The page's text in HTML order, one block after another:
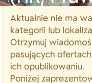
Aktualnie nie ma
kategorii lub
Otrzymuj
pasujących
ich opublikowaniu.
Poniżej